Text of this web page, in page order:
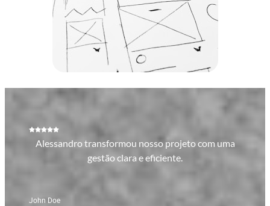
Alessandro transformou nosso projeto com uma
gestão clara e eficiente.
John Doe